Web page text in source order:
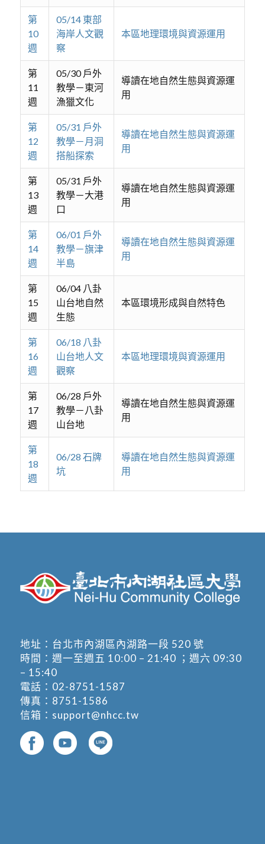
第
10
週
05/14 東部
海岸人文觀
察
本區地理環境與資源運用
第
11
週
05/30 戶外
教學－東河
漁獵文化
導讀在地自然生態與資源運
用
第
12
週
05/31 戶外
教學－月洞
搭船探索
導讀在地自然生態與資源運
用
第
13
週
05/31 戶外
教學－大港
口
導讀在地自然生態與資源運
用
第
14
週
06/01 戶外
教學－旗津
半島
導讀在地自然生態與資源運
用
第
15
週
06/04 八卦
山台地自然
生態
本區環境形成與自然特色
第
16
週
06/18 八卦
山台地人文
觀察
本區地理環境與資源運用
第
17
週
06/28 戶外
教學－八卦
山台地
導讀在地自然生態與資源運
用
第
18
週
06/28 石牌
坑
導讀在地自然生態與資源運
用
地址： 台北市內湖區內湖路一段 520 號
時間：週一至週五 10:00 – 21:40 ；週六 09:30
– 15:40
電話： 02-8751-1587
傳真：8751-1586
信箱： support@nhcc.tw